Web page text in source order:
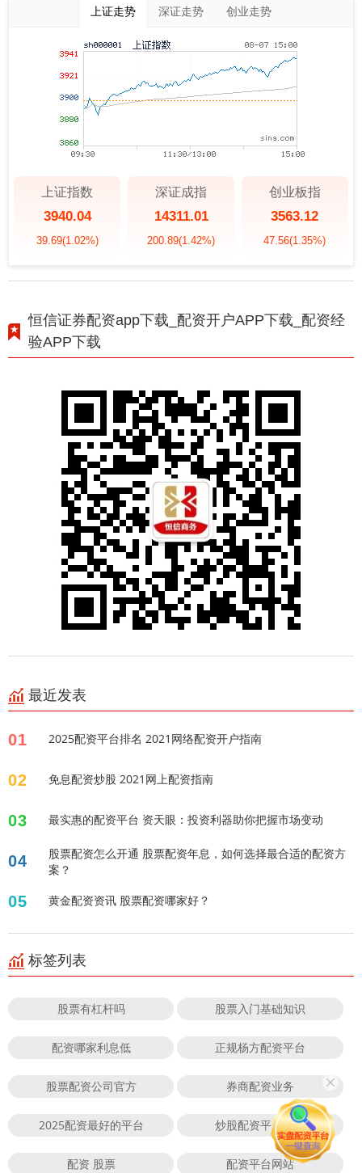
上证走势 深证走势 创业走势
上证指数
3940.04
39.69(1.02%)
深证成指
14311.01
200.89(1.42%)
创业板指
3563.12
47.56(1.35%)
恒信证券配资app下载_配资开户APP下载_配资经
验APP下载
最近发表
01 2025配资平台排名 2021网络配资开户指南
02 免息配资炒股 2021网上配资指南
03 最实惠的配资平台 资天眼：投资利器助你把握市场变动
04
股票配资怎么开通 股票配资年息，如何选择最合适的配资方
案？
05 黄金配资资讯 股票配资哪家好？
标签列表
股票有杠杆吗 股票入门基础知识
配资哪家利息低 正规杨方配资平台
股票配资公司官方 券商配资业务
2025配资最好的平台 炒股配资平台官网
配资 股票 配资平台网站